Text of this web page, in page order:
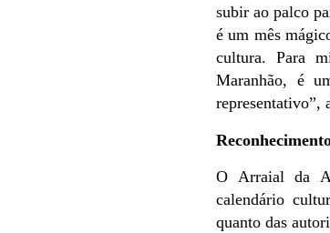
subir ao palco
é um mês
cultura. Para
Maranhão, é
representativo”,
O Arraial da
calendário
quanto das